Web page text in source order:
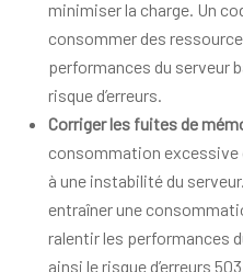
minimiser la charge. Un
consommer des
performances du serveur
risque d’erreurs.
Corriger les fuites de
consommation excessive
à une instabilité du
entraîner une
ralentir les performances
ainsi le risque d’erreurs 503.